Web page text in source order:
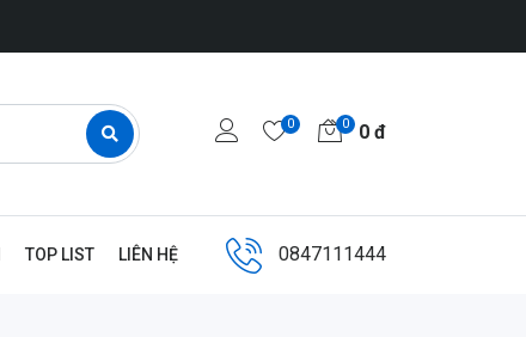
0 0 0 đ
TOP LIST LIÊN HỆ 0847111444